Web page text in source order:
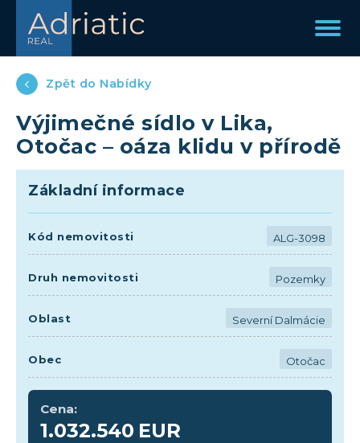
Zpět do Nabídky
Výjimečné sídlo v Lika,
Otočac – oáza klidu v přírodě
Základní informace
Kód nemovitosti ALG-3098
Druh nemovitosti Pozemky
Oblast Severní Dalmácie
Obec Otočac
Cena:
1.032.540 EUR